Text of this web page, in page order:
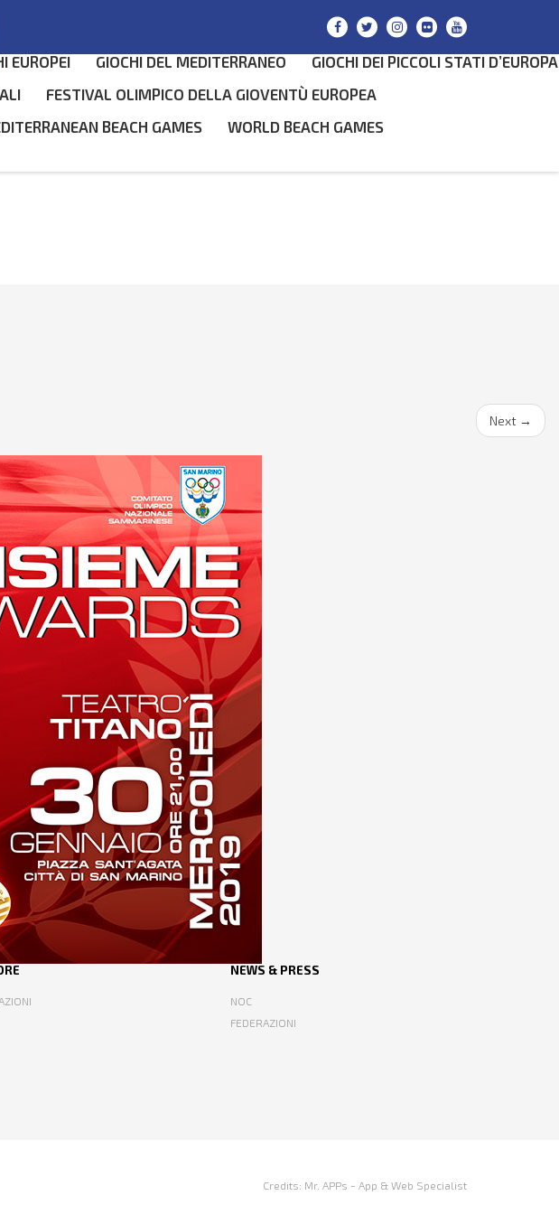
EUROPEI GIOCHI DEL MEDITERRANEO
GIOCHI DEI PICCOLI STATI D’EUROPA
FESTIVAL OLIMPICO DELLA GIOVENTÙ EUROPEA
BEACH GAMES WORLD BEACH GAMES
Next →
NEWS & PRESS
NOC
FEDERAZIONI
Credits: Mr. APPs - App & Web Specialist